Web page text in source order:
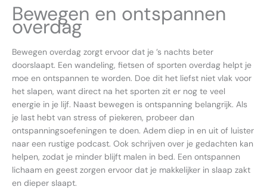
Bewegen en ontspannen
overdag
Bewegen overdag zorgt ervoor dat je ’s nachts beter
doorslaapt. Een wandeling, fietsen of sporten overdag helpt je
moe en ontspannen te worden. Doe dit het liefst niet vlak voor
het slapen, want direct na het sporten zit er nog te veel
energie in je lijf. Naast bewegen is ontspanning belangrijk. Als
je last hebt van stress of piekeren, probeer dan
ontspanningsoefeningen te doen. Adem diep in en uit of luister
naar een rustige podcast. Ook schrijven over je gedachten kan
helpen, zodat je minder blijft malen in bed. Een ontspannen
lichaam en geest zorgen ervoor dat je makkelijker in slaap zakt
en dieper slaapt.